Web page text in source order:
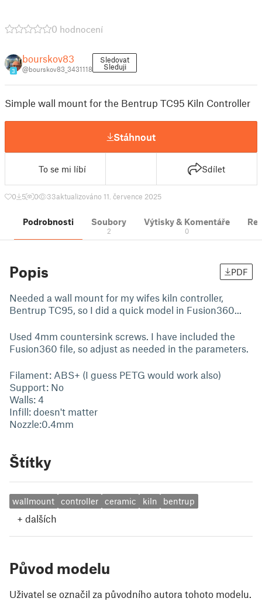
0 hodnocení
3
bourskov83
@bourskov83_3431118
Sledovat
Sleduji
Simple wall mount for the Bentrup TC95 Kiln Controller
Stáhnout
To se mi líbí Sdílet
0 5 0 33aktualizováno 11. července 2025
Podrobnosti Soubory
2
Výtisky & Komentáře
0
Popis PDF
Needed a wall mount for my wifes kiln controller,
Bentrup TC95, so I did a quick model in Fusion360...
Used 4mm countersink screws. I have included the
Fusion360 file, so adjust as needed in the parameters.
Filament: ABS+ (I guess PETG would work also)
Support: No
Walls: 4
Infill: doesn't matter
Nozzle:0.4mm
Štítky
wallmount controller ceramic kiln bentrup
+ dalších
Původ modelu
Uživatel se označil za původního autora tohoto modelu.